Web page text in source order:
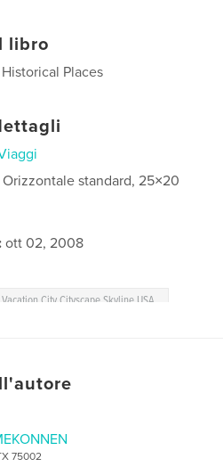
libro
Places
Orizzontale standard, 25×20
ott 02, 2008
City Cityscape Skyline USA
75002